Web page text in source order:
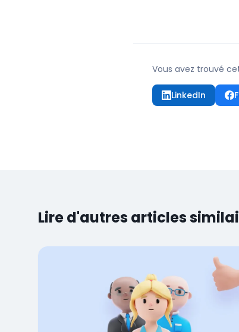
Vous avez trouvé
LinkedIn
Lire d'autres articles